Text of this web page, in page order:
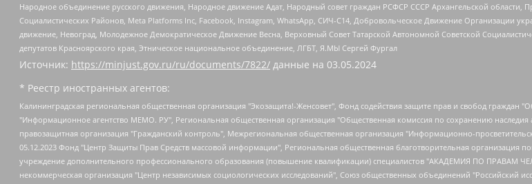
Народное объединение русского движения, Народное движение Адат, Народный совет граждан РСФСР СССР Архангельской области,
Социалистических Районов, Meta Platforms Inc, Facebook, Instagram, WhatsApp, СИЧ-С14, Добровольческое Движение Организации
движение, Невоград, Молодежное Демократическое Движение Весна, Верховный Совет Татарской Автономной Советской
депутатов Красноярского края, Этническое национальное объединение, ЛГБТ, Я.МЫ Сергей Фургал
Источник: https://minjust.gov.ru/ru/documents/7822/ данные на 03.05.2024
* Реестр иностранных агентов:
Калининградская региональная общественная организация "Экозащита!-Женсовет", Фонд содействия защите прав и свобод граждан "Общественный вердикт", Фонд "Институт Развития Свободы Информации", Частное учреждение "Информационное агентство МЕМО. РУ", Региональная общественная организация "Общественная комиссия по сохранению наследия академика Сахарова", Фонд поддержки свободы прессы, Санкт-Петербургская общественная правозащитная организация "Гражданский контроль", Межрегиональная общественная организация "Информационно-просветительский центр "Мемориал", Региональный Фонд "Центр Защиты Прав Средств Массовой Информации", с 05.12.2023 Фонд "Центр Защиты Прав Средств массовой информации", Региональная общественная благотворительная организация помощи беженцам и мигрантам "Гражданское содействие", Негосударственное образовательное учреждение дополнительного профессионального образования (повышение квалификации) специалистов "АКАДЕМИЯ ПО ПРАВАМ ЧЕЛОВЕКА", Свердловская региональная общественная организация "Сутяжник", Автономная некоммерческая организация "Центр независимых социологических исследований", Союз общественных объединений "Российский исследовательский центр по правам человека", Региональное общественное учреждение научно-информационный центр "МЕМОРИАЛ", Некоммерческая организация "Фонд защиты гласности", Автономная некоммерческая организация "Институт прав человека", Городская общественная организация "Екатеринбургское общество "МЕМОРИАЛ", Городская общественная организация "Рязанское историко-просветительское и правозащитное общество "Мемориал" (Рязанский Мемориал), Челябинский региональный орган общественной самодеятельности – женское общественное объединение "Женщины Евразии", Челябинский региональный орган общественной самодеятельности "Уральская правозащитная группа", Фонд содействия защите здоровья и социальной справедливости имени Андрея Рылькова, Автономная Некоммерческая Организация "Аналитический Центр Юрия Левады", Автономная некоммерческая организация социальной поддержки населения "Проект Апрель", Региональная общественная организация помощи женщинам и детям, находящимся в кризисной ситуации "Информационно-методический центр "Анна", Фонд содействия развитию массовых коммуникаций и правовому просвещению "Так-так-Так", Фонд содействия устойчивому развитию "Серебряная тайга", Свердловский региональный общественный фонд социальных проектов "Новое время", "Idel.Реалии", Кавказ.Реалии, Крым.Реалии, Телеканал Настоящее Время, Татаро-башкирская служба Радио Свобода (Azatliq Radiosi), Радио Свободная Европа/Радио Свобода (PCE/PC), "Сибирь.Реалии", "Фактограф", Благотворительный фонд помощи осужденным и их семьям, Автономная некоммерческая организация "Институт глобализации и социальных движений", Фонд "В защиту прав заключенных", Частное учреждение "Центр поддержки и содействия развитию средств массовой информации", Пензенский региональный общественный благотворительный фонд "Гражданский союз", "Север.Реалии", Некоммерческая организация Фонд "Правовая инициатива", Общество с ограниченной ответственностью "Радио Свободная Европа/Радио Свобода", Чешское информационное агентство "MEDIUM-ORIENT", Красноярская региональная общественная организация "Мы против СПИДа", Камалягин Денис Николаевич, Маркелов Сергей Евгеньевич, Пономарев Лев Александрович, Савицкая Людмила Алексеевна, Автономная некоммерческая организация "Центр по работе с проблемой насилия "НАСИЛИЮ.НЕТ", Межрегиональный профессиональный союз работников здравоохранения "Альянс врачей", Юридическое лицо, зарегистрированное в Латвийской Республике, SIA "Medusa Project" (регистрационный номер 40103797863, дата регистрации 10.06.2014), Некоммерческая организация "Фонд по борьбе с коррупцией", Автономная некоммерческая организация "Институт права и публичной политики", Баданин Роман Сергеевич, Гликин Максим Александрович, Железнова Мария Михайловна, Лукьянова Юлия Сергеевна, Маетная Елизавета Витальевна, Маняхин Петр Борисович, Чуракова Ольга Владимировна, Ярош Юлия Петровна, Юридическое лицо "The Insider SIA", зарегистрированное в Риге, Латвийская Республика (дата регистрации 26.06.2015), являющееся администратором доменного имени интернет-издания "The Insider SIA", https://theins.ru, Постернак Алексей Евгеньевич, Рубин Михаил Аркадьевич, Анин Роман Александрович, Юридическое лицо Istories fonds, зарегистрированное в Латвийской Республике (регистрационный номер 50008295751, дата регистрации 24.02.2020), Великовский Дмитрий Александрович, Долинина Ирина Николаевна, Мароховская Алеся Алексеевна, Шлейнов Роман Юрьевич, Шмагун Олеся Валентиновна, Общество с ограниченной ответственностью "Альтаир 2021", Общество с ограниченной ответственностью "Вега 2021", Общество с ограниченной ответственностью "Главный редактор 2021", Общество с ограниченной ответственностью "Ромашки монолит", Важенков Артем Валерьевич, Ивановская областная общественная организация "Центр гендерных исследований", Гурман Юрий Альбертович, Медиапроект "ОВД-Инфо", Егоров Владимир Владимирович, Жилинский Владимир Александрович, Общество с ограниченной ответственностью "ЗП", Иванова София Юрьевна, Карезина Инна Павловна, Кильтау Екатерина Викторовна, Петров Алексей Викторович, Пискунов Сергей Евгеньевич, Смирнов Сергей Сергеевич, Тихонов Михаил Сергеевич, Общество с ограниченной ответственностью "ЖУРНАЛИСТ-ИНОСТРАННЫЙ АГЕНТ", Арапова Галина Юрьевна, Вольтская Татьяна Анатольевна, Американская компания "Mason G.E.S. Anonymous Foundation" (США), являющаяся владельцем интернет-издания https://mnews.world/, Компания "Stichting Bellingcat", зарегистрированная в Нидерландах (дата регистрации 11.07.2018), Захаров Андрей Вячеславович, Клепиковская Екатерина Дмитриевна, Общество с ограниченной ответственностью "МЕМО", Перл Роман Александрович, Симонов Евгений Алексеевич,